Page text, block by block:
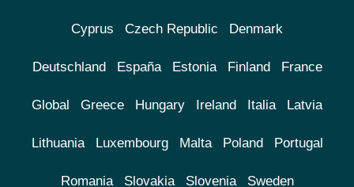
Cyprus Czech Republic Denmark
Deutschland España Estonia Finland France
Global Greece Hungary Ireland Italia Latvia
Lithuania Luxembourg Malta Poland Portugal
Romania Slovakia Slovenia Sweden